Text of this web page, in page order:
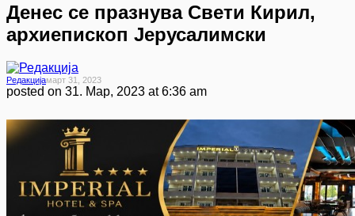
Денес се празнува Свети Кирил,
архиепископ Јерусалимски
РедакцијаМарт 31, 2023
posted on 31. Мар, 2023 at 6:36 am